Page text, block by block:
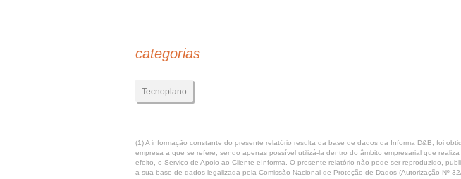
categorias
Tecnoplano
(1) A informação constante do presente relatório resulta da base de dados da Informa D&B, foi
empresa a que se refere, sendo apenas possível utilizá-la dentro do âmbito empresarial que
efeito, o Serviço de Apoio ao Cliente eInforma. O presente relatório não pode ser reproduzido,
a sua base de dados legalizada pela Comissão Nacional de Proteção de Dados (Autorização Nº